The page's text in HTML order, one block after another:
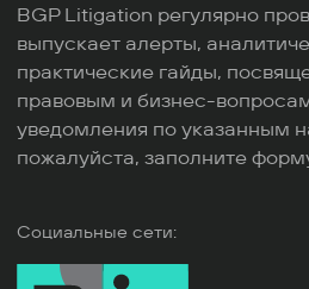
BGP Litigation регулярно
выпускает алерты,
практические гайды,
правовым и бизнес-
уведомления по указанным
пожалуйста, заполните
Социальные сети: